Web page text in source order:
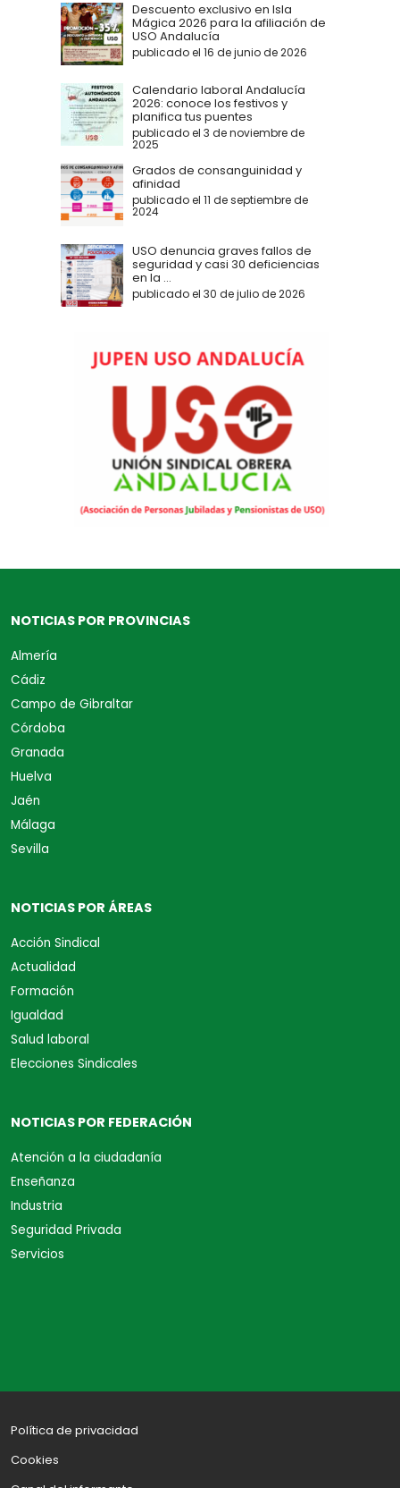
Descuento exclusivo en Isla
Mágica 2026 para la afiliación de
USO Andalucía
publicado el 16 de junio de 2026
Calendario laboral Andalucía
2026: conoce los festivos y
planifica tus puentes
publicado el 3 de noviembre de
2025
Grados de consanguinidad y
afinidad
publicado el 11 de septiembre de
2024
USO denuncia graves fallos de
seguridad y casi 30 deficiencias
en la ...
publicado el 30 de julio de 2026
NOTICIAS POR PROVINCIAS
Almería
Cádiz
Campo de Gibraltar
Córdoba
Granada
Huelva
Jaén
Málaga
Sevilla
NOTICIAS POR ÁREAS
Acción Sindical
Actualidad
Formación
Igualdad
Salud laboral
Elecciones Sindicales
NOTICIAS POR FEDERACIÓN
Atención a la ciudadanía
Enseñanza
Industria
Seguridad Privada
Servicios
Política de privacidad
Cookies